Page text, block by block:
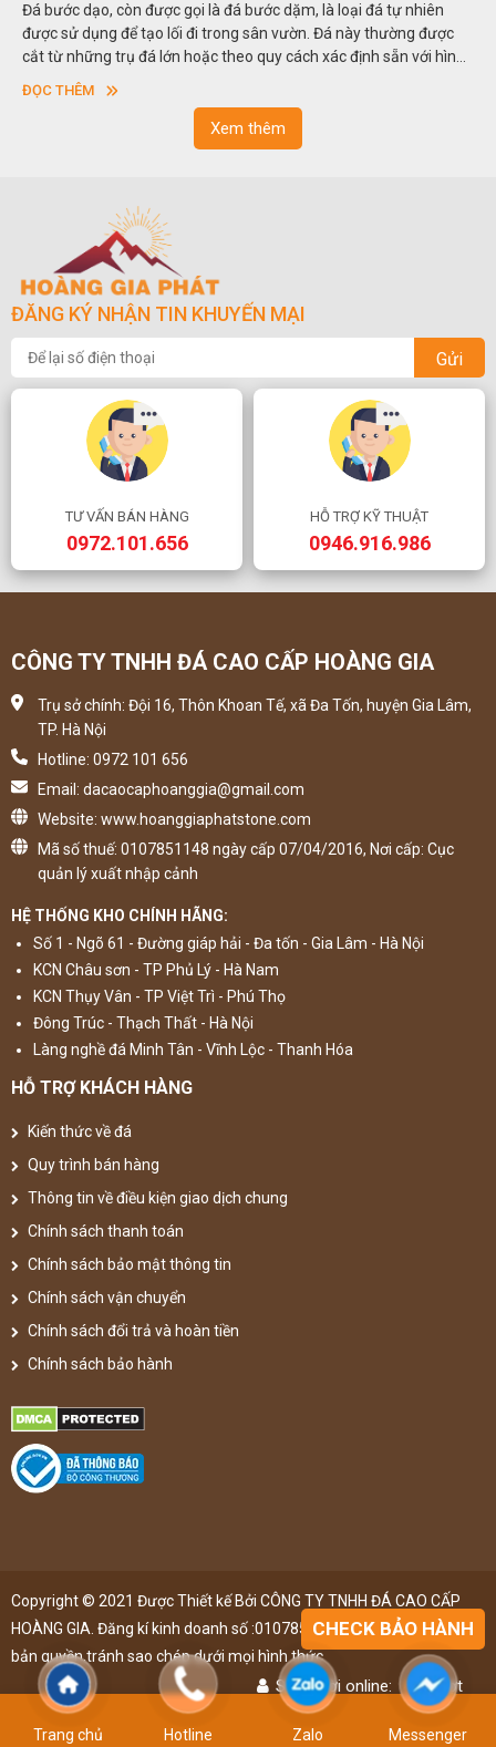
nhiên
được
với hình
Hòn non bộ được biết đến là một nghệ thuật xây dựng,
thu nhỏ, đưa mô hình những ngọn núi to lớn ngoài tự
trong các vườn cảnh. Hay nói một cách khác, người ta gọi
ĐỌC THÊM
Xem thêm
ĐĂNG KÝ NHẬN TIN KHUYẾN MẠI
Gửi
TƯ VẤN BÁN HÀNG
0972.101.656
HỖ TRỢ KỸ THUẬT
0946.916.986
CÔNG TY TNHH ĐÁ CAO CẤP HOÀNG GIA
Trụ sở chính: Đội 16, Thôn Khoan Tế, xã Đa Tốn, huyện Gia Lâm,
TP. Hà Nội
Hotline: 0972 101 656
Email: dacaocaphoanggia@gmail.com
Website: www.hoanggiaphatstone.com
Mã số thuế: 0107851148 ngày cấp 07/04/2016, Nơi cấp: Cục
quản lý xuất nhập cảnh
HỆ THỐNG KHO CHÍNH HÃNG:
Số 1 - Ngõ 61 - Đường giáp hải - Đa tốn - Gia Lâm - Hà Nội
KCN Châu sơn - TP Phủ Lý - Hà Nam
KCN Thụy Vân - TP Việt Trì - Phú Thọ
Đông Trúc - Thạch Thất - Hà Nội
Làng nghề đá Minh Tân - Vĩnh Lộc - Thanh Hóa
HỖ TRỢ KHÁCH HÀNG
Kiến thức về đá
Quy trình bán hàng
Thông tin về điều kiện giao dịch chung
Chính sách thanh toán
Chính sách bảo mật thông tin
Chính sách vận chuyển
Chính sách đổi trả và hoàn tiền
Chính sách bảo hành
Copyright © 2021 Được Thiết kế Bởi CÔNG TY TNHH ĐÁ CAO CẤP
HOÀNG GIA. Đăng kí kinh doanh số :0107851148 ,đã được đăng kí
bản quyền,tránh sao chép dưới mọi hình thức
Số người online: 49 lượt
Lượt truy cập:
4889316 lượt
Trang chủ Hotline Zalo Messenger
CHECK BẢO HÀNH